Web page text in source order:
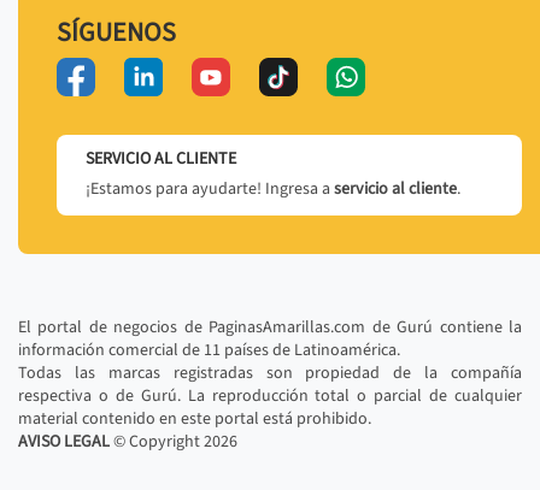
SÍGUENOS
SERVICIO AL CLIENTE
¡Estamos para ayudarte! Ingresa a servicio al cliente.
El portal de negocios de PaginasAmarillas.com de Gurú contiene la
información comercial de 11 países de Latinoamérica.
Todas las marcas registradas son propiedad de la compañía
respectiva o de Gurú. La reproducción total o parcial de cualquier
material contenido en este portal está prohibido.
AVISO LEGAL© Copyright2026